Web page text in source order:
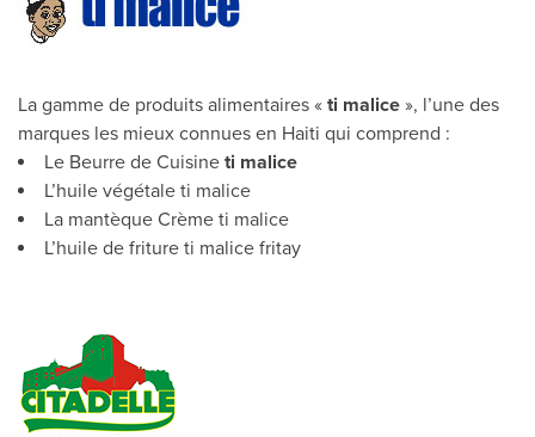
La gamme de produits alimentaires « ti malice », l’une des
marques les mieux connues en Haiti qui comprend :
Le Beurre de Cuisine ti malice
L’huile végétale ti malice
La mantèque Crème ti malice
L’huile de friture ti malice fritay